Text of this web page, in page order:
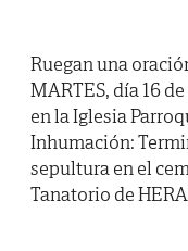
Ruegan una
MARTES, día 16
en la Iglesia
Inhumación:
sepultura en el
Tanatorio de